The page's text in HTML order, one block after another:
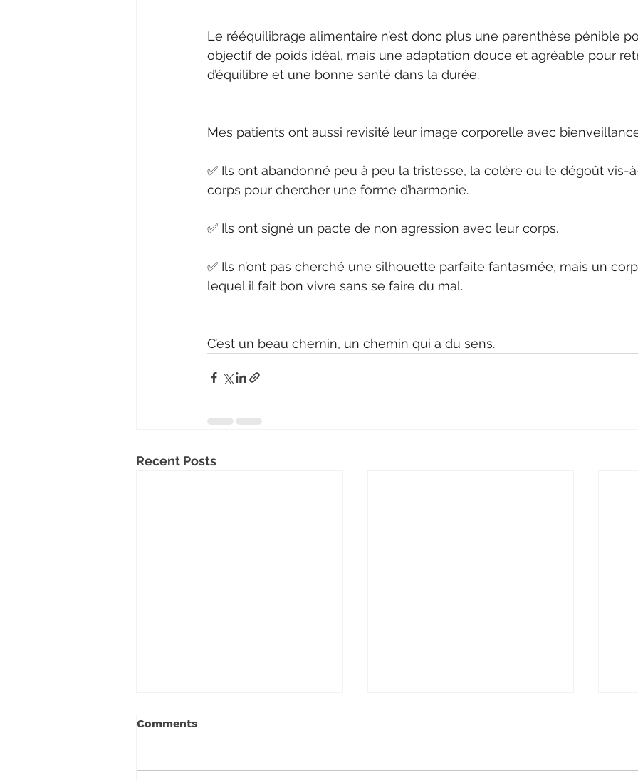
Le rééquilibrage alimentaire n’est donc plus une parenthèse pénible
objectif de poids idéal, mais une adaptation douce et agréable pour
d’équilibre et une bonne santé dans la durée.
Mes patients ont aussi revisité leur image corporelle avec
✅ Ils ont abandonné peu à peu la tristesse, la colère ou le dégoût vis-
corps pour chercher une forme d’harmonie.
✅ Ils ont signé un pacte de non agression avec leur corps.
✅ Ils n’ont pas cherché une silhouette parfaite fantasmée, mais un
lequel il fait bon vivre sans se faire du mal.
C’est un beau chemin, un chemin qui a du sens.
Recent Posts
Comments